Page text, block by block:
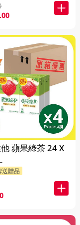
.00
蘋果綠茶 24 X
送贈品